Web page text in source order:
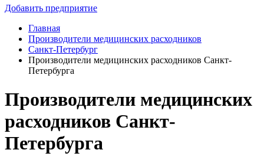
Добавить предприятие
Главная
Производители медицинских расходников
Санкт-Петербург
Производители медицинских расходников Санкт-
Петербурга
Производители медицинских
расходников Санкт-
Петербурга